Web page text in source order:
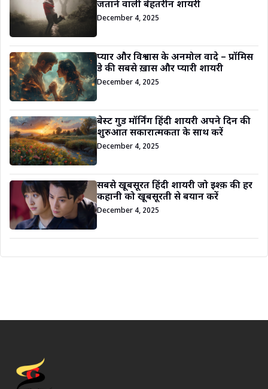
जताने वाली बेहतरीन शायरी
December 4, 2025
प्यार और विश्वास के अनमोल वादे – प्रॉमिस
डे की सबसे ख़ास और प्यारी शायरी
December 4, 2025
बेस्ट गुड मॉर्निंग हिंदी शायरी अपने दिन की
शुरुआत सकारात्मकता के साथ करें
December 4, 2025
सबसे खूबसूरत हिंदी शायरी जो इश्क़ की हर
कहानी को खूबसूरती से बयान करें
December 4, 2025